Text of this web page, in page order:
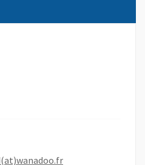
, Ouvre une